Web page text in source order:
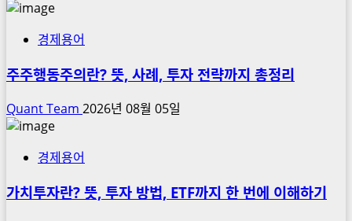
경제용어
주주행동주의란? 뜻, 사례, 투자 전략까지 총정리
Quant Team 2026년 08월 05일
경제용어
가치투자란? 뜻, 투자 방법, ETF까지 한 번에 이해하기